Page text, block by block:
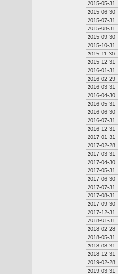
2015-05-31
2015-06-30
2015-07-31
2015-08-31
2015-09-30
2015-10-31
2015-11-30
2015-12-31
2016-01-31
2016-02-29
2016-03-31
2016-04-30
2016-05-31
2016-06-30
2016-07-31
2016-12-31
2017-01-31
2017-02-28
2017-03-31
2017-04-30
2017-05-31
2017-06-30
2017-07-31
2017-08-31
2017-09-30
2017-12-31
2018-01-31
2018-02-28
2018-05-31
2018-08-31
2018-12-31
2019-02-28
2019-03-31